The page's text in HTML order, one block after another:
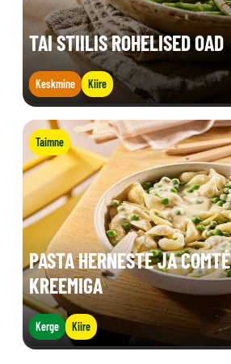
TAI STIILIS ROHELISED OAD
Keskmine Kiire
Taimne
PASTA HERNESTE JA COMTÉ
KREEMIGA
Kerge Kiire